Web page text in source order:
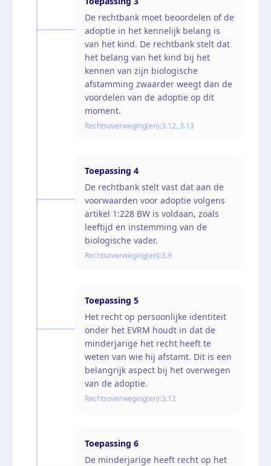
De rechtbank moet beoordelen of de
adoptie in het kennelijk belang is
van het kind. De rechtbank stelt dat
het belang van het kind bij het
kennen van zijn biologische
afstamming zwaarder weegt dan de
voordelen van de adoptie op dit
moment.
Rechtsoverweging(en):3.12, 3.13
Toepassing 4
De rechtbank stelt vast dat aan de
voorwaarden voor adoptie volgens
artikel 1:228 BW is voldaan, zoals
leeftijd en instemming van de
biologische vader.
Rechtsoverweging(en):3.9
Toepassing 5
Het recht op persoonlijke identiteit
onder het EVRM houdt in dat de
minderjarige het recht heeft te
weten van wie hij afstamt. Dit is een
belangrijk aspect bij het overwegen
van de adoptie.
Rechtsoverweging(en):3.12
Toepassing 6
De minderjarige heeft recht op het